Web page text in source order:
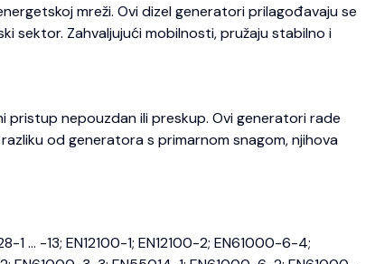
mreži. Ovi dizel generatori prilagođavaju se
sektor. Zahvaljujući mobilnosti, pružaju stabilno i
pristup nepouzdan ili preskup. Ovi generatori rade
od generatora s primarnom snagom, njihova
… -13; EN12100-1; EN12100-2; EN61000-6-4;